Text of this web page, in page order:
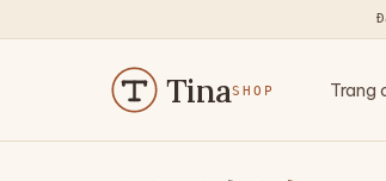
TinaSHOP Trang